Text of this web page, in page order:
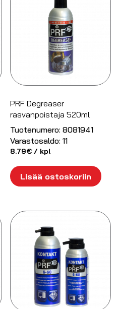
PRF Degreaser
rasvanpoistaja 520ml
Tuotenumero: 8081941
Varastosaldo: 11
8.79€ / kpl
Lisää ostoskoriin